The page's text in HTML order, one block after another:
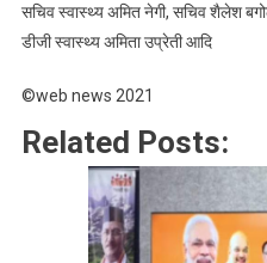
सचिव स्वास्थ्य अमित नेगी, सचिव शैलेश
डीजी स्वास्थ्य अमिता उप्रेती आदि
©web news 2021
Related Posts: